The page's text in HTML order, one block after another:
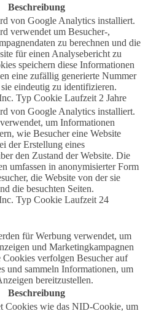
Beschreibung
von Google Analytics installiert.
verwendet um Besucher-,
zu berechnen und die
für einen Analysebericht zu
speichern diese Informationen
eine zufällig generierte Nummer
eindeutig zu identifizieren.
Typ Cookie Laufzeit 2 Jahre
von Google Analytics installiert.
um Informationen
wie Besucher eine Website
der Erstellung eines
den Zustand der Website. Die
umfassen in anonymisierter Form
die Website von der sie
die besuchten Seiten.
Typ Cookie Laufzeit 24
für Werbung verwendet, um
und Marketingkampagnen
Cookies verfolgen Besucher auf
und sammeln Informationen, um
bereitzustellen.
Beschreibung
Cookies wie das NID-Cookie, um